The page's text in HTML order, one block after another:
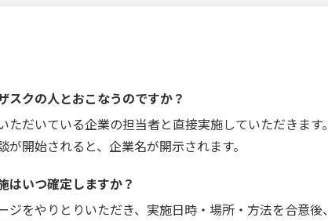
スクの人とおこなうのですか？
ただいている企業の担当者と直接実施していただきます。
が開始されると、企業名が開示されます。
はいつ確定しますか？
ジをやりとりいただき、実施日時・場所・方法を合意後、